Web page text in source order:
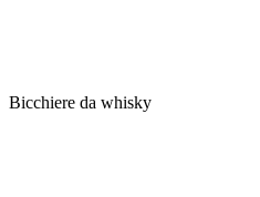
Bicchiere da whisky